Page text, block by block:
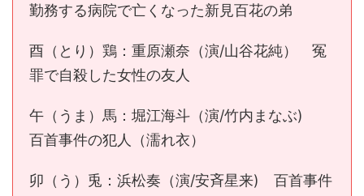
勤務する病院で亡くなった新見百花の弟
酉（とり）鶏：重原瀬奈（演/山谷花純） 冤
罪で自殺した女性の友人
午（うま）馬：堀江海斗（演/竹内まなぶ)
百首事件の犯人（濡れ衣）
卯（う）兎：浜松奏（演/安斉星来) 百首事件